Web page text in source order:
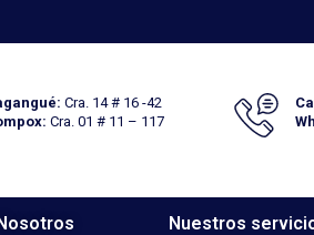
Cra. 14 # 16 -42
Cra. 01 # 11 – 117
Nuestros